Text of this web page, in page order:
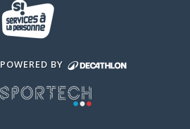
POWERED BY